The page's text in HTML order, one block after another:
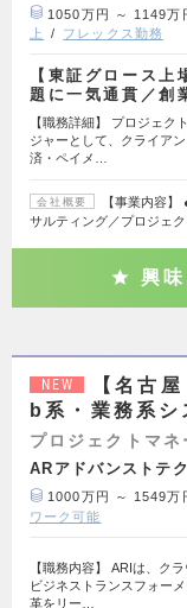
1050万円 ～ 1149万
上
フレックス勤務
【東証グロース
題に一気通貫／創
【職務詳細】 プロジェク
ジャーとして、クライア
済・ペイメ…
会社概要
【事業内容
サルティング／プロジェ
興味
NEW
【名古
b系・業務系シ
プロジェクトマ
ARアドバンストテ
1000万円 ～ 1549万
ワーク可能
【職務内容】 ARIは、ク
ビジネストランスフォー
革をリー…